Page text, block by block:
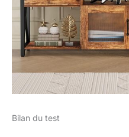
Bilan du test